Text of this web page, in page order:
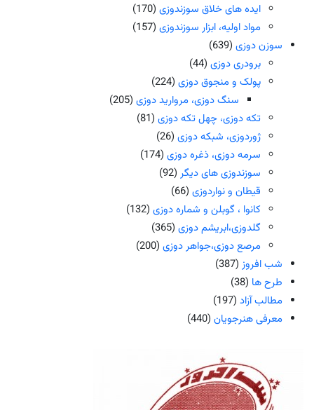
ایده های خلاق سوزندوزی (170)
مواد اولیه، ابزار سوزندوزی (157)
سوزن دوزی (639)
برودری دوزی (44)
پولک و منجوق دوزی (224)
سنگ دوزی، مروارید دوزی(205)
تکه دوزی، چهل تکه دوزی (81)
ژوردوزی، شبکه دوزی (26)
سرمه دوزی، ذغره دوزی (174)
سوزندوزی های دیگر (92)
قیطان و نواردوزی (66)
کانوا ، گوبلن و شماره دوزی (132)
گلدوزی،ابریشم دوزی (365)
مرصع دوزی،جواهر دوزی (200)
شب افروز (387)
طرح ها (38)
مطالب آزاد (197)
معرفی هنرجویان (440)